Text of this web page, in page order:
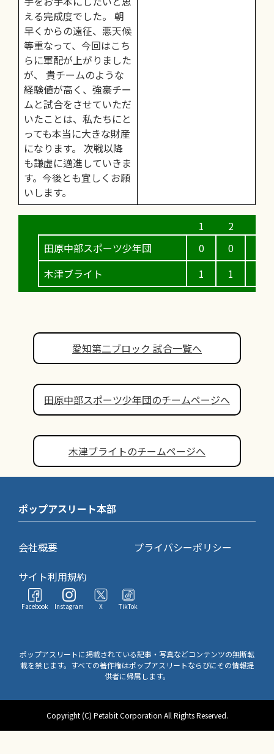
える完成度でした。 朝
早くからの遠征、悪天候
等重なって、今回はこち
らに軍配が上がりました
が、 貴チームのような
経験値が高く、強豪チー
ムと試合をさせていただ
いたことは、私たちにと
っても本当に大きな財産
になります。 次戦以降
も謙虚に邁進していきま
す。今後とも宜しくお願
いします。
田原中部スポーツ少年団
木津ブライト
0
1
0
1
愛知第二ブロック 試合一覧へ
田原中部スポーツ少年団のチームページへ
木津ブライトのチームページへ
ポップアスリート本部
会社概要
プライバシーポリシー
サイト利用規約
Facebook Instagram X TikTok
ポップアスリートに掲載されている記事・写真などコンテンツの無断転
載を禁じます。すべての著作権はポップアスリートならびにその情報提
供者に帰属します。
Copyright (C) Petabit Corporation All Rights Reserved.